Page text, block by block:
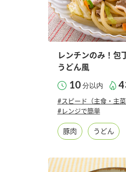
レンチンのみ！包
うどん風
10分以内
#スピード（主食・主菜
#レンジで簡単
豚肉 うどん